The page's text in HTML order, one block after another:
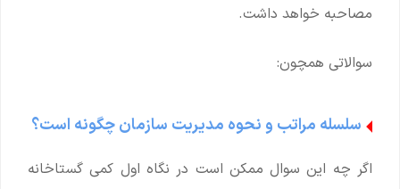
مصاحبه خواهد داشت.
سوالاتی همچون:
سلسله مراتب و نحوه مدیریت سازمان چگونه است؟
اگر چه این سوال ممکن است در نگاه اول کمی گستاخانه